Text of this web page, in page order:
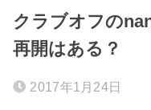
クラブオフの
再開はある？
2017年1月24日